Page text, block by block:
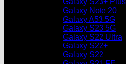
Galaxy S23+ Plus
Galaxy Note 20
Galaxy A53 5G
Galaxy S23 5G
Galaxy S22 Ultra
Galaxy S22+
Galaxy S22